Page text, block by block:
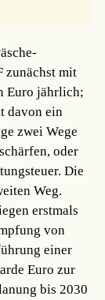
zunächst mit
Euro jährlich;
davon ein
zwei Wege
oder
Die
Weg.
erstmals
von
einer
Euro zur
bis 2030